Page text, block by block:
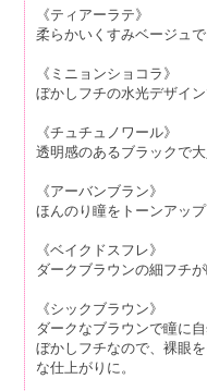
《ティアーラテ》
柔らかいくすみベージュで
《ミニョンショコラ》
ぼかしフチの水光デザイ
《チュチュノワール》
透明感のあるブラックで大
《アーバンブラン》
ほんのり瞳をトーンアッ
《ベイクドスフレ》
ダークブラウンの細フチ
《シックブラウン》
ダークなブラウンで瞳に
ぼかしフチなので、裸眼
な仕上がりに。